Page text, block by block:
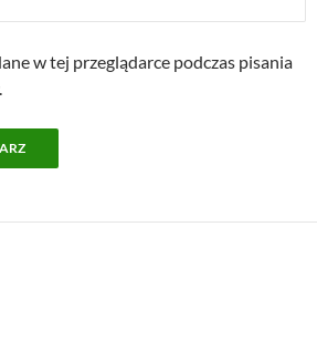
w tej przeglądarce podczas pisania